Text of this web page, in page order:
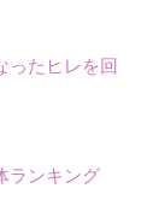
ったヒレを回
ランキング